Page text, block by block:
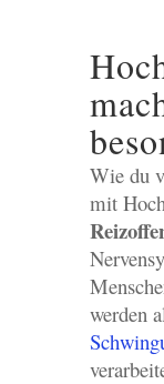
Wie du
mit
werden